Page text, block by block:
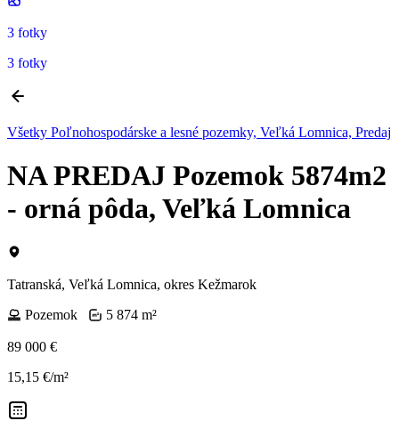
3 fotky
3 fotky
Všetky Poľnohospodárske a lesné pozemky, Veľká Lomnica, Predaj
NA PREDAJ Pozemok 5874m2
- orná pôda, Veľká Lomnica
Tatranská, Veľká Lomnica, okres Kežmarok
Pozemok
5 874 m²
89 000 €
15,15 €/m²